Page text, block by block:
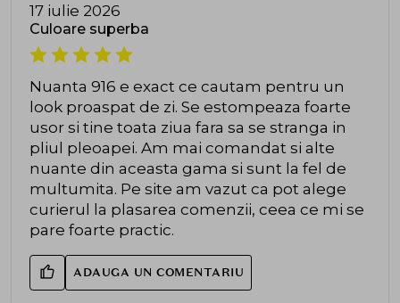
17 iulie 2026
Culoare superba
Nuanta 916 e exact ce cautam pentru un
look proaspat de zi. Se estompeaza foarte
usor si tine toata ziua fara sa se stranga in
pliul pleoapei. Am mai comandat si alte
nuante din aceasta gama si sunt la fel de
multumita. Pe site am vazut ca pot alege
curierul la plasarea comenzii, ceea ce mi se
pare foarte practic.
ADAUGA UN COMENTARIU